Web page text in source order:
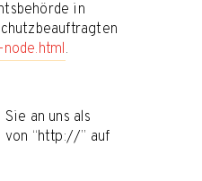
in
.
an uns als
von “http://” auf